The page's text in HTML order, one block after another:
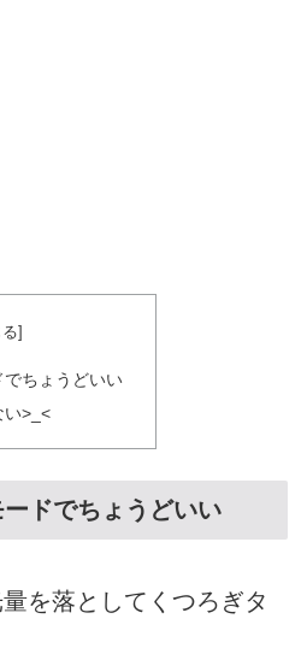
ちょうどいい
い>_<
ドでちょうどいい
を落としてくつろぎタ